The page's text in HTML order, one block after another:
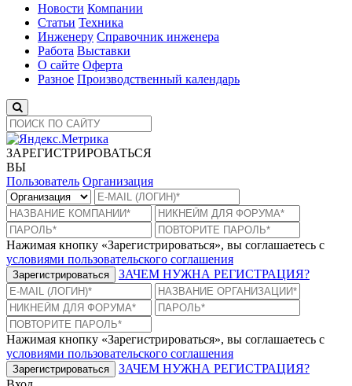
Новости Компании
Статьи Техника
Инженеру Справочник инженера
Работа Выставки
О сайте Оферта
Разное Производственный календарь
ЗАРЕГИСТРИРОВАТЬСЯ
ВЫ
Пользователь Организация
Нажимая кнопку «Зарегистрироваться», вы соглашаетесь с
условиями пользовательского соглашения
Зарегистрироваться ЗАЧЕМ НУЖНА РЕГИСТРАЦИЯ?
Нажимая кнопку «Зарегистрироваться», вы соглашаетесь с
условиями пользовательского соглашения
Зарегистрироваться
ЗАЧЕМ НУЖНА РЕГИСТРАЦИЯ?